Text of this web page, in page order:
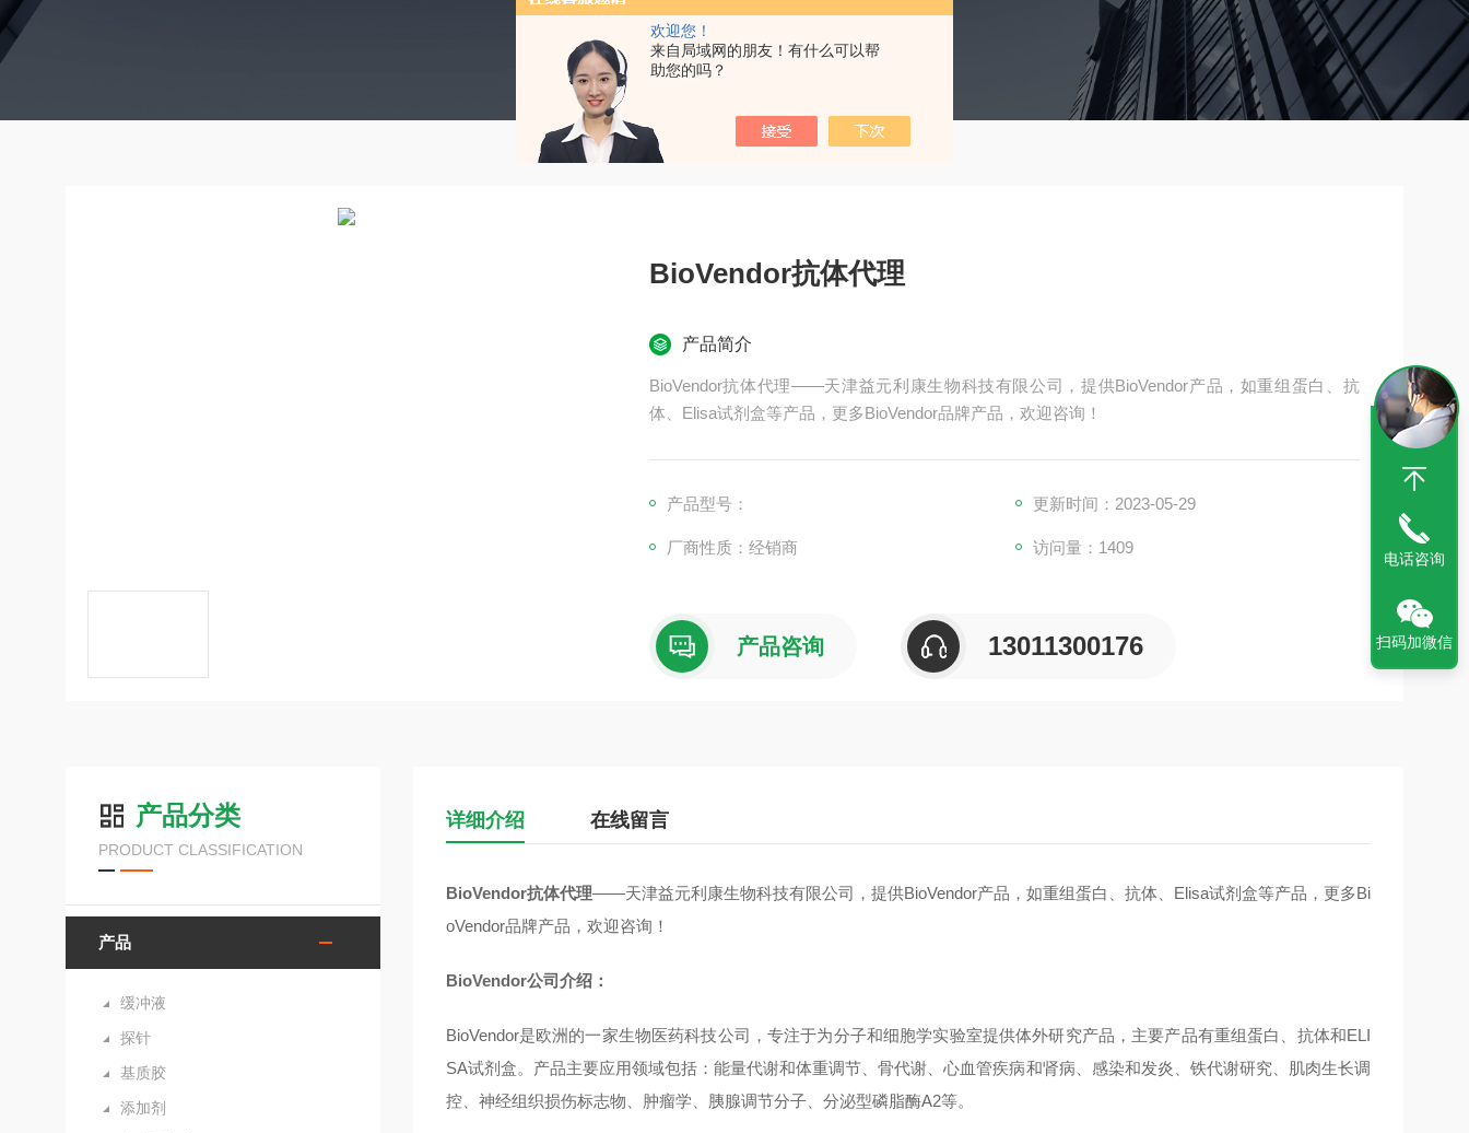
欢迎您！
来自局域网的朋友！有什么可以帮
助您的吗？
BioVendor抗体代理
产品简介
BioVendor抗体代理——天津益元利康生物科技有限公司，提供BioVendor产品，如重组蛋白、抗
体、Elisa试剂盒等产品，更多BioVendor品牌产品，欢迎咨询！
产品型号： 更新时间：2023-05-29
厂商性质：经销商 访问量：1409
产品咨询 13011300176
产品分类
PRODUCT CLASSIFICATION
产品
缓冲液
探针
基质胶
添加剂
详细介绍 在线留言
BioVendor抗体代理——天津益元利康生物科技有限公司，提供BioVendor产品，如重组蛋白、抗体、Elisa试剂盒等产品，更多Bi
oVendor品牌产品，欢迎咨询！
BioVendor公司介绍：
BioVendor是欧洲的一家生物医药科技公司，专注于为分子和细胞学实验室提供体外研究产品，主要产品有重组蛋白、抗体和ELI
SA试剂盒。产品主要应用领域包括：能量代谢和体重调节、骨代谢、心血管疾病和肾病、感染和发炎、铁代谢研究、肌肉生长调
控、神经组织损伤标志物、肿瘤学、胰腺调节分子、分泌型磷脂酶A2等。
电话咨询
扫码加微信